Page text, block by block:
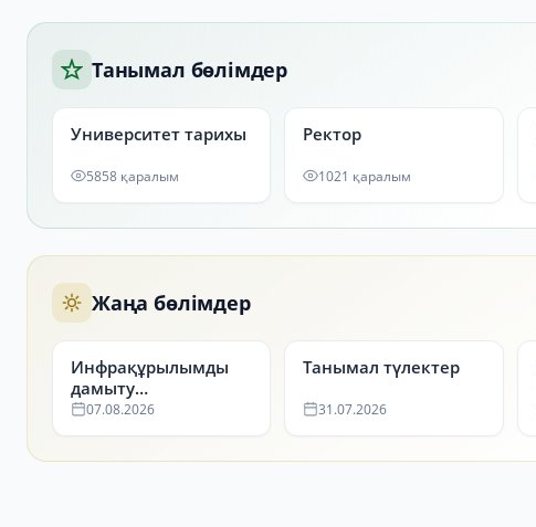
Танымал бөлімдер
Университет тарихы
5858 қаралым
Ректор
1021 қаралым
Жаңа бөлімдер
Инфрақұрылымды
дамыту
департаменті
07.08.2026
Танымал түлектер
31.07.2026